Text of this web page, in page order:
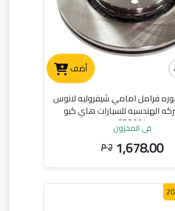
أضف
2 طنبوره فرامل امامي شيفروليه لانوس
الهندسيه للسيارات هاي كيو
SD3004
في المخزون
1,678.00 ج.م